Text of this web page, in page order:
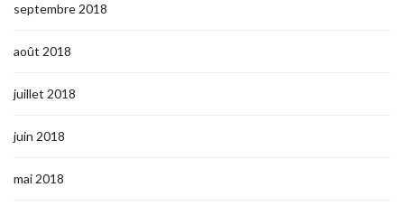
septembre 2018
août 2018
juillet 2018
juin 2018
mai 2018